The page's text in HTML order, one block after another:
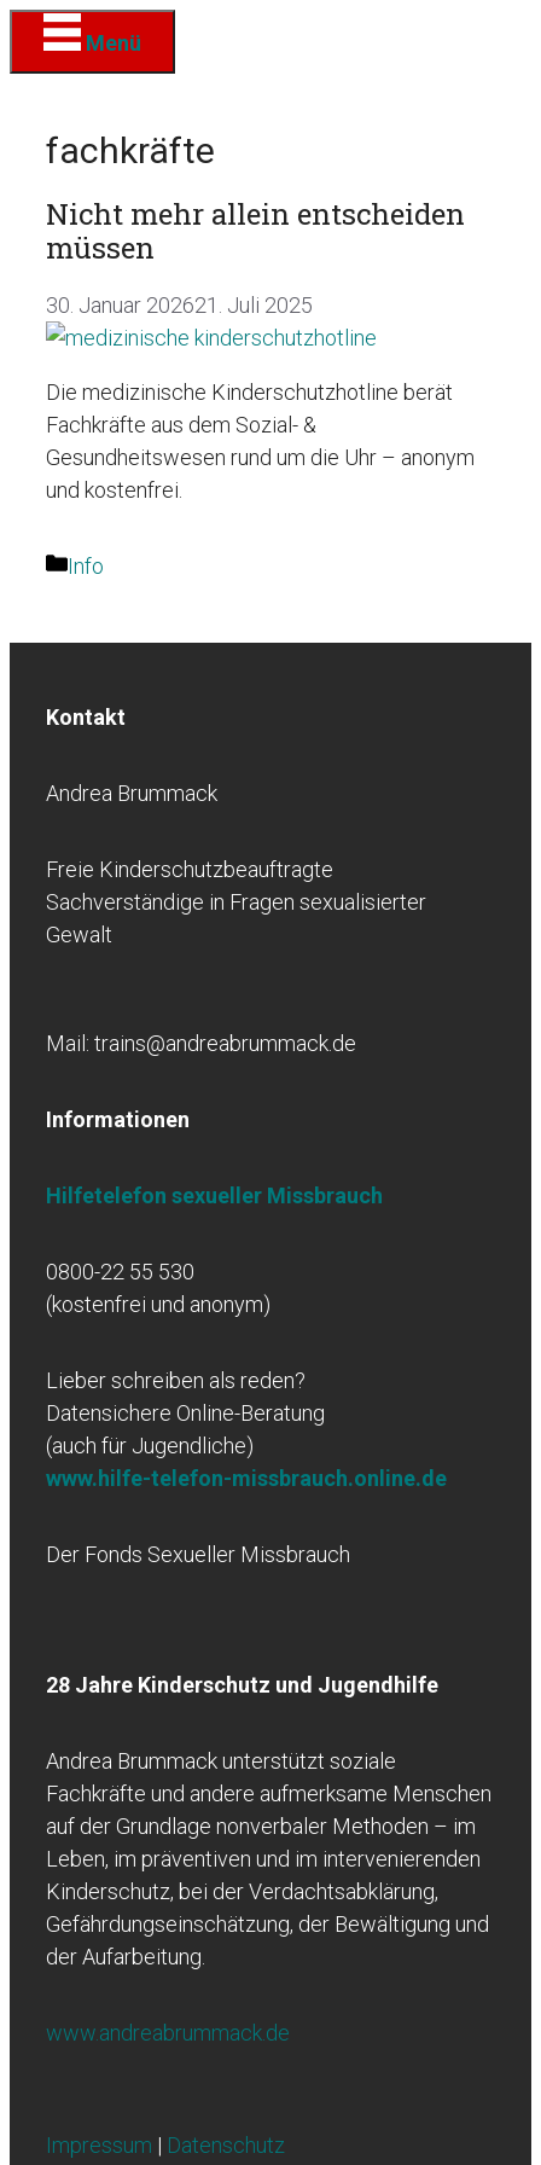
Zum
Inhalt
Menü
fachkräfte
Nicht mehr allein entscheiden
müssen
30. Januar 202621. Juli 2025
Die medizinische Kinderschutzhotline berät
Fachkräfte aus dem Sozial- &
Gesundheitswesen rund um die Uhr – anonym
und kostenfrei.
Kategorien
Info
Kontakt
Andrea Brummack
Freie Kinderschutzbeauftragte
Sachverständige in Fragen sexualisierter
Gewalt
Mail: trains@andreabrummack.de
Informationen
Hilfetelefon sexueller Missbrauch
0800-22 55 530
(kostenfrei und anonym)
Lieber schreiben als reden?
Datensichere Online-Beratung
(auch für Jugendliche)
www.hilfe-telefon-missbrauch.online.de
Der Fonds Sexueller Missbrauch
28 Jahre Kinderschutz und Jugendhilfe
Andrea Brummack unterstützt soziale
Fachkräfte und andere aufmerksame Menschen
auf der Grundlage nonverbaler Methoden – im
Leben, im präventiven und im intervenierenden
Kinderschutz, bei der Verdachtsabklärung,
Gefährdungseinschätzung, der Bewältigung und
der Aufarbeitung.
www.andreabrummack.de
Impressum | Datenschutz